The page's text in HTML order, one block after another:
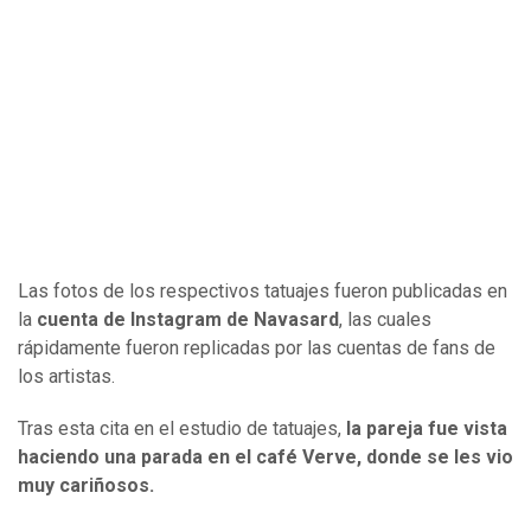
Las fotos de los respectivos tatuajes fueron publicadas en
la cuenta de Instagram de Navasard, las cuales
rápidamente fueron replicadas por las cuentas de fans de
los artistas.
Tras esta cita en el estudio de tatuajes, la pareja fue vista
haciendo una parada en el café Verve, donde se les vio
muy cariñosos.